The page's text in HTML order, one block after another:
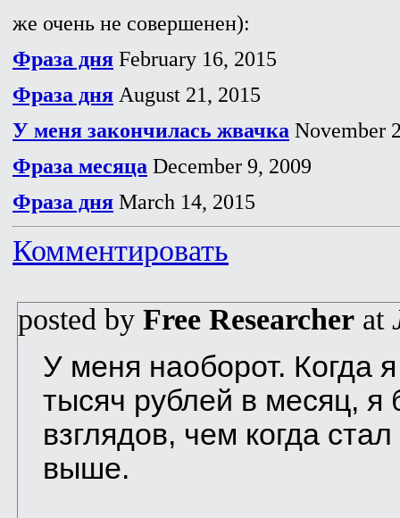
же очень не совершенен):
Фраза дня February 16, 2015
Фраза дня August 21, 2015
У меня закончилась жвачка November
Фраза месяца December 9, 2009
Фраза дня March 14, 2015
Комментировать
posted by Free Researcher at
У меня наоборот. Когда
тысяч рублей в месяц,
взглядов, чем когда
выше.